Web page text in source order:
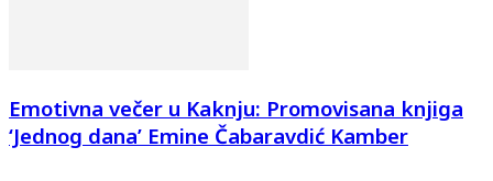
Emotivna večer u Kaknju: Promovisana knjiga
‘Jednog dana’ Emine Čabaravdić Kamber